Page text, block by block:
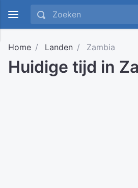
Home Landen Zambia
Huidige tijd in